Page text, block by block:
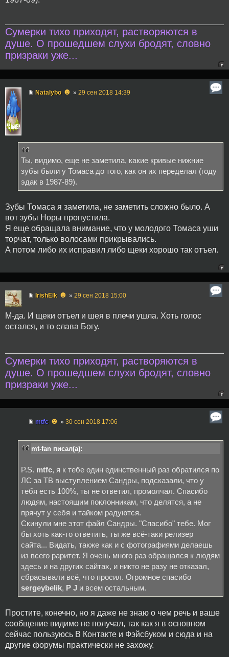
Сумерки тихо приходят, растворяются в
душе. О прошедшем слухи бродят, словно
призраки уже...
Natalybo ☻ » 29 сен 2018 14:39
Ты, видимо, еще не заметила, какие кривые нижние
зубы были у Томаса до того, как он их переделал (году
эдак в 1987-89).
Зубы Томаса я заметила, не заметить сложно было. А
вот зубы Норы пропустила.
Я еще обращала внимание, что у молодого Томаса уши
торчат, только волосами прикрывались.
А потом либо их исправил либо щеки хорошо так отъел.
IrishElk ☻ » 29 сен 2018 15:00
М-да. И щеки отъел и шея в плечи ушла. Хоть голос
остался, и то слава Богу.
Сумерки тихо приходят, растворяются в
душе. О прошедшем слухи бродят, словно
призраки уже...
mtfc ☻ » 30 сен 2018 17:06
mt-fan писал(а):
P.S. mtfc, я к тебе один единственный раз обратился по
ЛС за ТВ выступлением Сандры, подсказали, что у
тебя есть 100%, ты не ответил, промолчал. Спасибо
людям, настоящим поклонникам, что делятся, а не
прячут у себя и тайком радуются.
Скинули мне этот файл Сандры. "Спасибо" тебе. Мог
бы хоть как-то ответить, ты же всё-таки релизер
сайта... Видать, также как и с фотографиями делаешь
из всего раритет. Я очень много раз обращался к людям
здесь и на других сайтах, и никто не разу не отказал,
сбрасывали всё, что просил. Огромное спасибо
sergeybelik, P J и всем остальным.
Простите, конечно, но я даже не знаю о чем речь и ваше
сообщение видимо не получал, так как я в основном
сейчас пользуюсь В Контакте и Фэйсбуком и сюда и на
другие форумы практически не захожу.